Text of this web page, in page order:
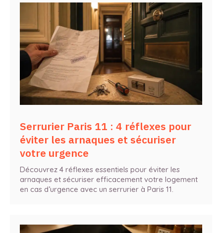
Serrurier Paris 11 : 4 réflexes pour
éviter les arnaques et sécuriser
votre urgence
Découvrez 4 réflexes essentiels pour éviter les
arnaques et sécuriser efficacement votre logement
en cas d’urgence avec un serrurier à Paris 11.